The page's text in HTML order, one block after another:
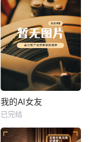
热播
我的AI女友
未知
我的AI女友
已完结